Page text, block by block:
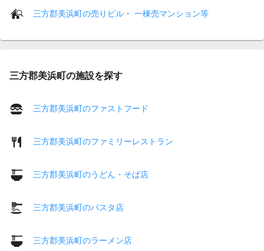
三方郡美浜町の売りビル・ 一棟売マンション等
三方郡美浜町の施設を探す
三方郡美浜町のファストフード
三方郡美浜町のファミリーレストラン
三方郡美浜町のうどん・そば店
三方郡美浜町のパスタ店
三方郡美浜町のラーメン店